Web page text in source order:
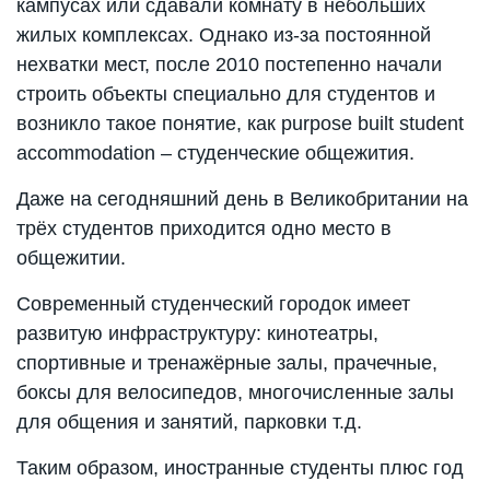
кампусах или сдавали комнату в небольших
жилых комплексах. Однако из-за постоянной
нехватки мест, после 2010 постепенно начали
строить объекты специально для студентов и
возникло такое понятие, как purpose built student
accommodation – студенческие общежития.
Даже на сегодняшний день в Великобритании на
трёх студентов приходится одно место в
общежитии.
Современный студенческий городок имеет
развитую инфраструктуру: кинотеатры,
спортивные и тренажёрные залы, прачечные,
боксы для велосипедов, многочисленные залы
для общения и занятий, парковки т.д.
Таким образом, иностранные студенты плюс год